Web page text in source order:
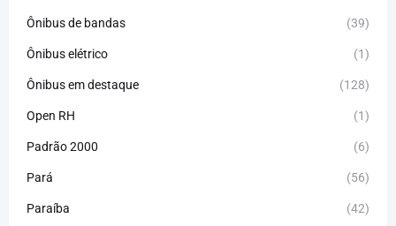
Ônibus de bandas (39)
Ônibus elétrico (1)
Ônibus em destaque (128)
Open RH (1)
Padrão 2000 (6)
Pará (56)
Paraíba (42)